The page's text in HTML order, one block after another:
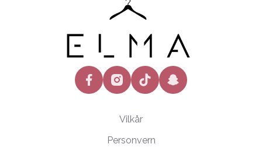
facebookinstagramtiktok snapchat
Vilkår
Personvern